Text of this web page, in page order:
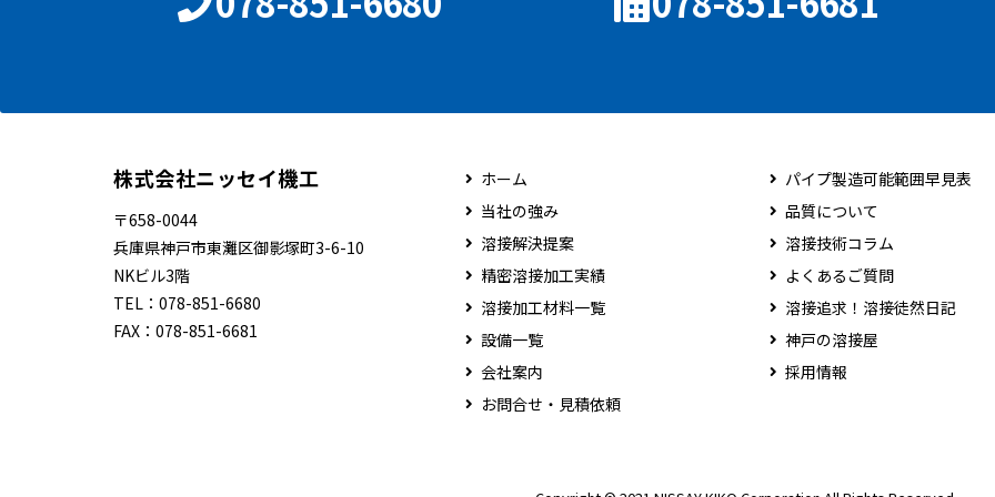
株式会社ニッセイ機工
〒658-0044
兵庫県神戸市東灘区御影塚町3-6-10
NKビル3階
TEL： 078-851-6680
FAX： 078-851-6681
ホーム
当社の強み
溶接解決提案
精密溶接加工実績
溶接加工材料一覧
設備一覧
会社案内
お問合せ・見積依頼
パイプ製造可能範囲早見表
品質について
溶接技術コラム
よくあるご質問
溶接追求！溶接徒然日記
神戸の溶接屋
採用情報